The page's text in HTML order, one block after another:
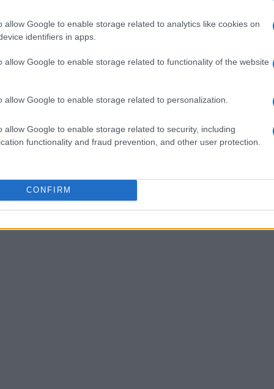
allow Google to enable storage related to analytics like cookies on
identifiers in apps.
allow Google to enable storage related to functionality of the website
allow Google to enable storage related to personalization.
allow Google to enable storage related to security, including
functionality and fraud prevention, and other user protection.
CONFIRM
angolature superiore, nell’area
Est) dove non sono stati ammessi soci fino
stampa. Inoltre, ci sarà un ampio
a quanto avviene nei match della
i lavori di ristrutturazione e ampliamento
di euro. Con questi miglioramenti, lo
quest’anno, in attesa di diventare una